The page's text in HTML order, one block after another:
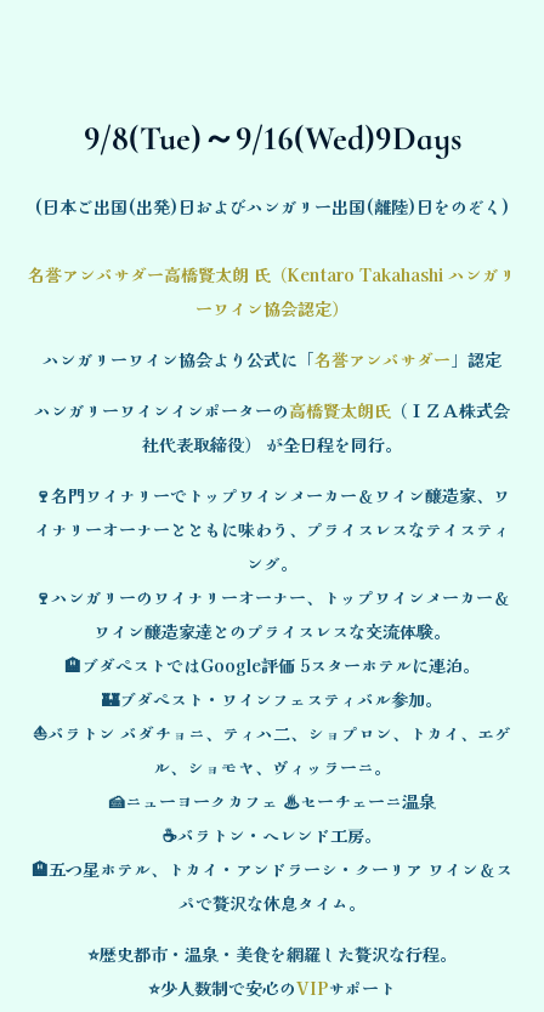
9/8(Tue)～9/16(Wed)9Days
(日本ご出国(出発)日およびハンガリー出国(離陸)日をのぞく)
名誉アンバサダー高橋賢太朗 氏（Kentaro Takahashi ハンガリ
ーワイン協会認定）
ハンガリーワイン協会より公式に「名誉アンバサダー 」認定
ハンガリーワインインポーターの高橋賢太朗氏 （ＩＺＡ株式会
社代表取締役） が全日程を同行。
🍷名門ワイナリーでトップワインメーカー＆ワイン醸造家、ワ
イナリーオーナーとともに味わう、プライスレスなテイスティ
ング。
🍷ハンガリーのワイナリーオーナー、トップワインメーカー＆
ワイン醸造家達とのプライスレスな交流体験。
🏨ブダペストではGoogle評価 5スターホテルに連泊。
🏰ブダペスト・ワインフェスティバル参加。
⛵バラトン バダチョニ、ティハ二、ショプロン、トカイ、エゲ
ル、ショモヤ、ヴィッラーニ。
🍰ニューヨークカフェ ♨セーチェーニ温泉
☕バラトン・ヘレンド工房。
🏨五つ星ホテル、トカイ・アンドラーシ・クーリア ワイン＆ス
パで贅沢な休息タイム。
⭐歴史都市・温泉・美食を網羅した贅沢な行程。
⭐少人数制で安心のVIPサポート